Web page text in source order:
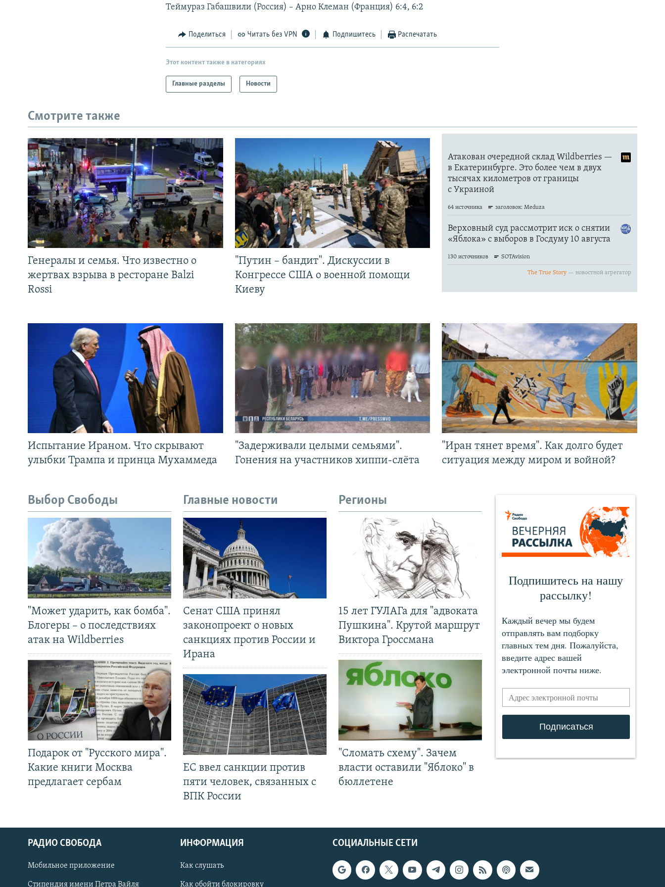
СОЦИАЛЬНЫЕ СЕТИ
Теймураз Габашвили (Россия) – Арно Клеман (Франция) 6:4, 6:2
Поделиться Читать без VPN Подпишитесь Распечатать
Этот контент также в категориях
Главные разделы Новости
Смотрите также
Генералы и семья. Что известно о
жертвах взрыва в ресторане Balzi
Rossi
"Путин – бандит". Дискуссии в
Конгрессе США о военной помощи
Киеву
Испытание Ираном. Что скрывают
улыбки Трампа и принца Мухаммеда
"Задерживали целыми семьями".
Гонения на участников хиппи-слёта
"Иран тянет время". Как долго будет
ситуация между миром и войной?
Выбор Свободы
"Может ударить, как бомба".
Блогеры – о последствиях
атак на Wildberries
Подарок от "Русского мира".
Какие книги Москва
предлагает сербам
Главные новости
Сенат США принял
законопроект о новых
санкциях против России и
Ирана
ЕС ввел санкции против
пяти человек, связанных с
ВПК России
Регионы
15 лет ГУЛАГа для "адвоката
Пушкина". Крутой маршрут
Виктора Гроссмана
"Сломать схему". Зачем
власти оставили "Яблоко" в
бюллетене
СОЦИАЛЬНЫЕ СЕТИ
РАДИО СВОБОДА
Мобильное приложение
Стипендия имени Петра Вайля
ИНФОРМАЦИЯ
Как слушать
Как обойти блокировку